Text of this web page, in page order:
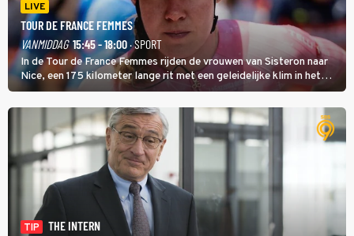
LIVE
TOUR DE FRANCE FEMMES
VANMIDDAG 15:45 - 18:00· SPORT
In de Tour de France Femmes rijden de vrouwen van Sisteron naar
Nice, een 175 kilometer lange rit met een geleidelijke klim in het
midden. Dat is mogelijk niet de zwaarste hindernis, dat is de
temperatuur. Het kan in Nice namelijk bloedheet worden.
TIP
THE INTERN